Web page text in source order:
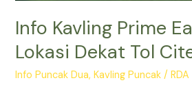
Info Kavling Prime
Lokasi Dekat Tol
Info Puncak Dua,Kavling Puncak /